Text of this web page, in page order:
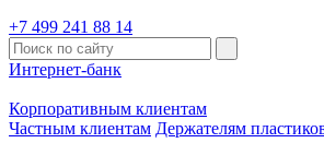
+7 499 241 88 14
Интернет-банк
Корпоративным клиентам
Частным клиентам Держателям